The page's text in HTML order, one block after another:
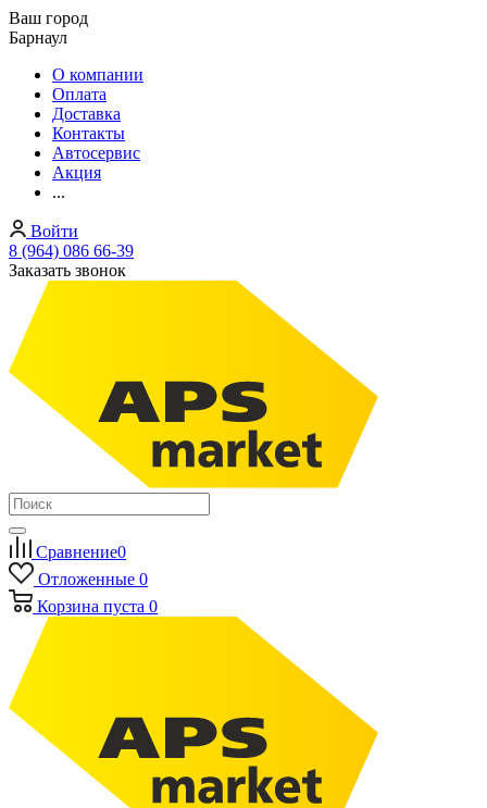
Ваш город
Барнаул
О компании
Оплата
Доставка
Контакты
Автосервис
Акция
...
Войти
8 (964) 086 66-39
Заказать звонок
Сравнение0
Отложенные 0
Корзина пуста 0